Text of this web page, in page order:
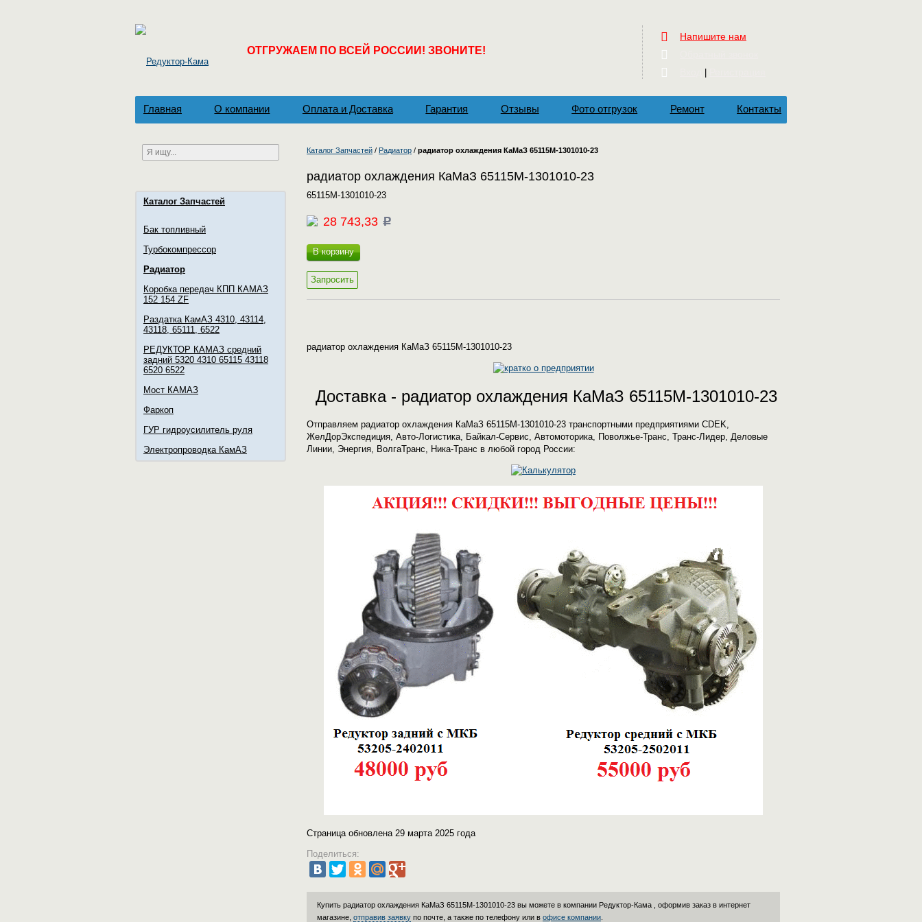
ОТГРУЖАЕМ ПО ВСЕЙ РОССИИ! ЗВОНИТЕ!
Напишите нам
|
Главная О компании Оплата и Доставка Гарантия Отзывы Фото отгрузок Ремонт Контакты
Каталог Запчастей
Бак топливный
Турбокомпрессор
Радиатор
Коробка передач КПП КАМАЗ
152 154 ZF
Раздатка КамАЗ 4310, 43114,
43118, 65111, 6522
РЕДУКТОР КАМАЗ средний
задний 5320 4310 65115 43118
6520 6522
Мост КАМАЗ
Фаркоп
ГУР гидроусилитель руля
Электропроводка КамАЗ
Каталог Запчастей / Радиатор / радиатор охлаждения КаМаЗ 65115M-1301010-23
радиатор охлаждения КаМаЗ 65115M-1301010-23
65115M-1301010-23
28 743,33 c
В корзину
Запросить
радиатор охлаждения КаМаЗ 65115M-1301010-23
Доставка - радиатор охлаждения КаМаЗ 65115M-1301010-23
Отправляем радиатор охлаждения КаМаЗ 65115M-1301010-23 транспортными предприятиями CDEK,
ЖелДорЭкспедиция, Авто-Логистика, Байкал-Сервис, Автомоторика, Поволжье-Транс, Транс-Лидер, Деловые
Линии, Энергия, ВолгаТранс, Ника-Транс в любой город России:
Страница обновлена 29 марта 2025 года
Поделиться:
Купить радиатор охлаждения КаМаЗ 65115M-1301010-23 вы можете в компании Редуктор-Кама , оформив заказ в интернет
магазине, отправив заявку по почте, а также по телефону или в офисе компании